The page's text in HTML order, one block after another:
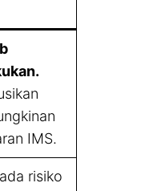
IMS.
risiko